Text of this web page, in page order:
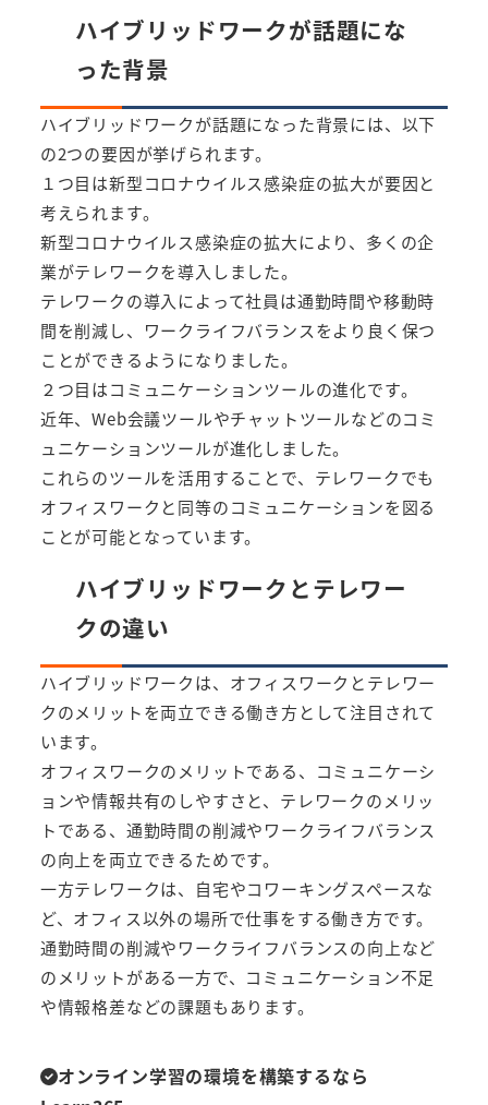
ハイブリッドワークが話題にな
った背景
ハイブリッドワークが話題になった背景には、以下
の2つの要因が挙げられます。
１つ目は新型コロナウイルス感染症の拡大が要因と
考えられます。
新型コロナウイルス感染症の拡大により、多くの企
業がテレワークを導入しました。
テレワークの導入によって社員は通勤時間や移動時
間を削減し、ワークライフバランスをより良く保つ
ことができるようになりました。
２つ目はコミュニケーションツールの進化です。
近年、Web会議ツールやチャットツールなどのコミ
ュニケーションツールが進化しました。
これらのツールを活用することで、テレワークでも
オフィスワークと同等のコミュニケーションを図る
ことが可能となっています。
ハイブリッドワークとテレワー
クの違い
ハイブリッドワークは、オフィスワークとテレワー
クのメリットを両立できる働き方として注目されて
います。
オフィスワークのメリットである、コミュニケーシ
ョンや情報共有のしやすさと、テレワークのメリッ
トである、通勤時間の削減やワークライフバランス
の向上を両立できるためです。
一方テレワークは、自宅やコワーキングスペースな
ど、オフィス以外の場所で仕事をする働き方です。
通勤時間の削減やワークライフバランスの向上など
のメリットがある一方で、コミュニケーション不足
や情報格差などの課題もあります。
オンライン学習の環境を構築するなら